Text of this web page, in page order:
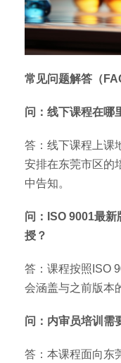
常见问题解答（
问：线下课程在哪
答：线下课程上课
安排在东莞市区的
中告知。
问：ISO 9001最
授？
答：课程按照ISO
会涵盖与之前版本
问：内审员培训需
答：本课程面向东